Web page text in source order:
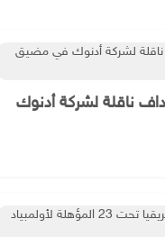
ناقلة لشركة أدنوك